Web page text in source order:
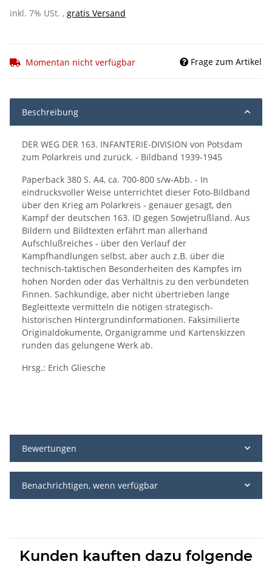
inkl. 7% USt. , gratis Versand
Momentan nicht verfügbar Frage zum Artikel
Beschreibung
DER WEG DER 163. INFANTERIE-DIVISION von Potsdam
zum Polarkreis und zurück. - Bildband 1939-1945
Paperback 380 S. A4, ca. 700-800 s/w-Abb. - In
eindrucksvoller Weise unterrichtet dieser Foto-Bildband
über den Krieg am Polarkreis - genauer gesagt, den
Kampf der deutschen 163. ID gegen Sowjetrußland. Aus
Bildern und Bildtexten erfährt man allerhand
Aufschlußreiches - über den Verlauf der
Kampfhandlungen selbst, aber auch z.B. über die
technisch-taktischen Besonderheiten des Kampfes im
hohen Norden oder das Verhältnis zu den verbündeten
Finnen. Sachkundige, aber nicht übertrieben lange
Begleittexte vermitteln die nötigen strategisch-
historischen Hintergrundinformationen. Faksimilierte
Originaldokumente, Organigramme und Kartenskizzen
runden das gelungene Werk ab.
Hrsg.: Erich Gliesche
Bewertungen
Benachrichtigen, wenn verfügbar
Kunden kauften dazu folgende